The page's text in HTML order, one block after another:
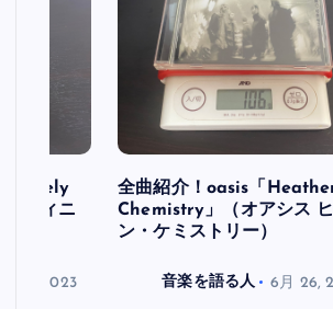
フィニ
30, 2023
全曲紹介！oasis「
Chemistry」（オアシス
ン・ケミストリー）
音楽を語る人 6月 26,